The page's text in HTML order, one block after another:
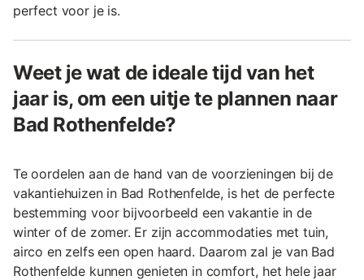
perfect voor je is.
Weet je wat de ideale tijd van het
jaar is, om een uitje te plannen naar
Bad Rothenfelde?
Te oordelen aan de hand van de voorzieningen bij de
vakantiehuizen in Bad Rothenfelde, is het de perfecte
bestemming voor bijvoorbeeld een vakantie in de
winter of de zomer. Er zijn accommodaties met tuin,
airco en zelfs een open haard. Daarom zal je van Bad
Rothenfelde kunnen genieten in comfort, het hele jaar